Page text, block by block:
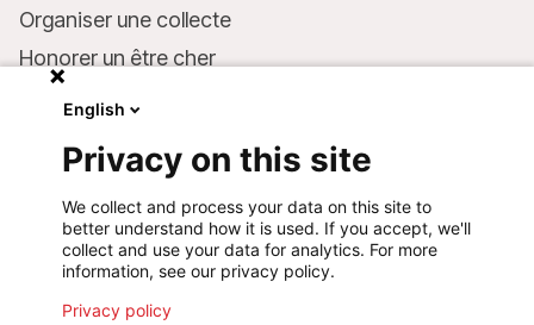
Organiser une collecte
Honorer un être cher
Faire un don
Coordonnées bancaires :
LU75 1111 0000 4848 0000
Comportement responsable
English
Privacy on this site
We collect and process your data on this site to
better understand how it is used. If you accept, we'll
collect and use your data for analytics. For more
information, see our privacy policy.
Privacy policy